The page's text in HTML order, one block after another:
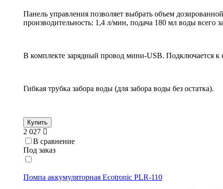
Панель управления позволяет выбрать объем
производительность: 1,4 л/мин, подача 180 мл воды
В комплекте зарядный провод мини-USB. Подключается к
Гибкая трубка забора воды (для забора воды без остатка).
Купить
2 027
В сравнение
Под заказ
Помпа аккумуляторная Ecotronic PLR-110